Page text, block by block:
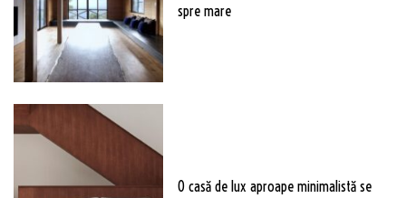
spre mare
O casă de lux aproape minimalistă se